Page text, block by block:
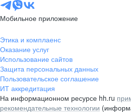
Мобильное приложение
Этика и комплаенс
Оказание услуг
Использование сайтов
Защита персональных данных
Пользовательское соглашение
ИТ аккредитация
На информационном ресурсе hh.ru
рекомендательные технологии